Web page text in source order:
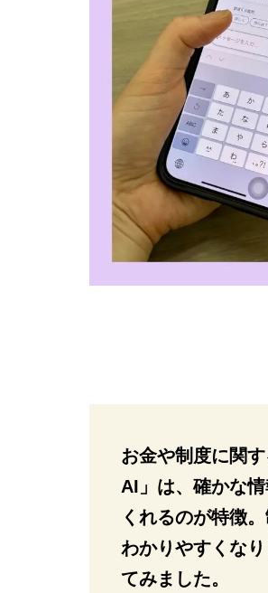
お金や制度に関
AI」は、確かな
くれるのが特徴
わかりやすくな
てみました。